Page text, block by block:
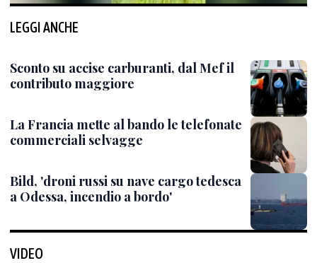
LEGGI ANCHE
Sconto su accise carburanti, dal Mef il
contributo maggiore
La Francia mette al bando le telefonate
commerciali selvagge
Bild, 'droni russi su nave cargo tedesca
a Odessa, incendio a bordo'
VIDEO